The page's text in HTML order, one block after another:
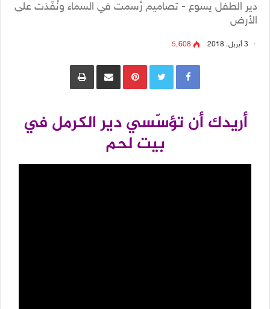
دير الطفل يسوع - تصاميم رُسمت في السماء ونُفّذت على
الأرض
3 أبريل، 2018 5٬608
Pinterestمشاركة عبر البريد طباعة
أريدك أن تؤسّسي دير الكرمل في
بيت لحم